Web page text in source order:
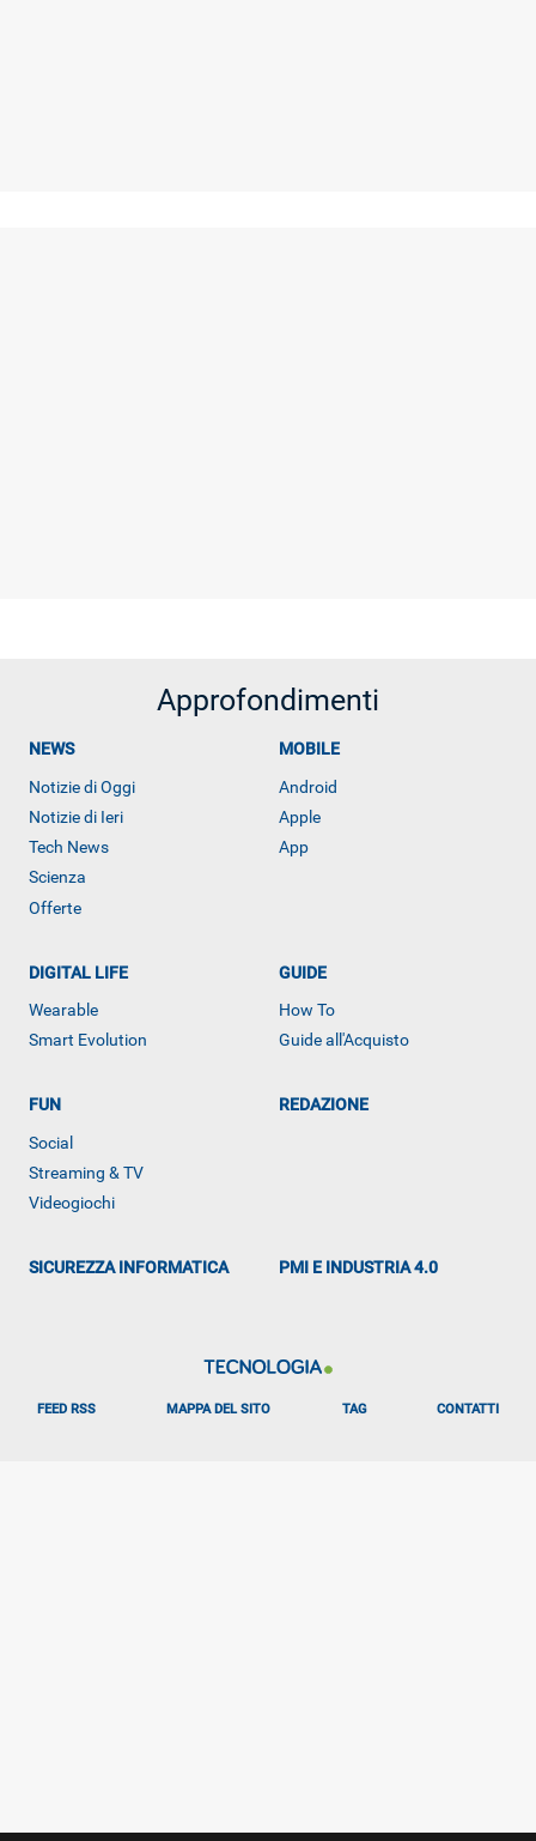
Approfondimenti
NEWS
Notizie di Oggi
Notizie di Ieri
Tech News
Scienza
Offerte
MOBILE
Android
Apple
App
DIGITAL LIFE
Wearable
Smart Evolution
GUIDE
How To
Guide all'Acquisto
FUN
Social
Streaming & TV
Videogiochi
REDAZIONE
SICUREZZA INFORMATICA PMI E INDUSTRIA 4.0
FEED RSS MAPPA DEL SITO TAG CONTATTI